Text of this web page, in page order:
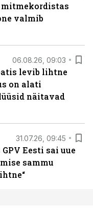
valmib
06.08.26, 09:03
levib lihtne
on alati
näitavad
31.07.26, 09:45
Eesti sai uue
sammu